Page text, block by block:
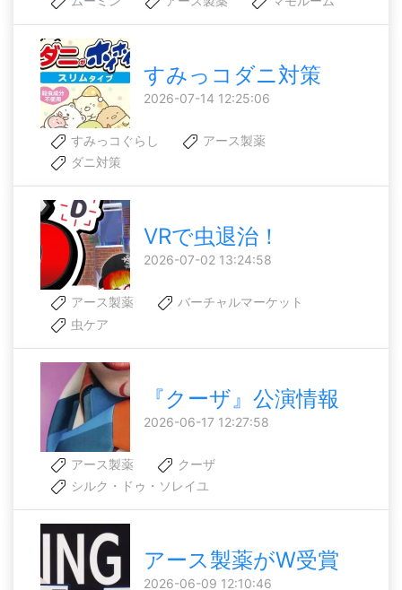
すみっコダニ対策
2026-07-14 12:25:06
すみっコぐらし
アース製薬
ダニ対策
VRで虫退治！
2026-07-02 13:24:58
アース製薬
バーチャルマーケット
虫ケア
『クーザ』公演情報
2026-06-17 12:27:58
アース製薬
クーザ
シルク・ドゥ・ソレイユ
アース製薬がW受賞
2026-06-09 12:10:46